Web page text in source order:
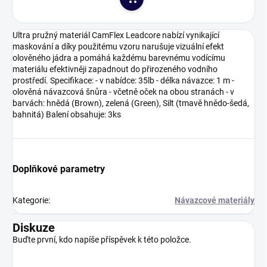
Do košíku
Ultra pružný materiál CamFlex Leadcore nabízí vynikající
maskování a díky použitému vzoru narušuje vizuální efekt
olověného jádra a pomáhá každému barevnému vodícímu
materiálu efektivněji zapadnout do přirozeného vodního
prostředí. Specifikace: - v nabídce: 35lb - délka návazce: 1 m -
olověná návazcová šnůra - včetně oček na obou stranách - v
barvách: hnědá (Brown), zelená (Green), Silt (tmavě hnědo-šedá,
bahnitá) Balení obsahuje: 3ks
Doplňkové parametry
Kategorie: Návazcové materiály
Diskuze
Buďte první, kdo napíše příspěvek k této položce.